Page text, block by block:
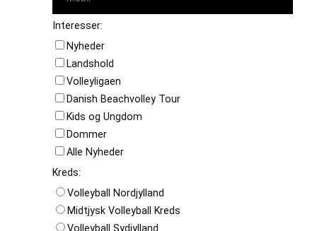
Interesser:
Nyheder
Landshold
Volleyligaen
Danish Beachvolley Tour
Kids og Ungdom
Dommer
Alle Nyheder
Kreds:
Volleyball Nordjylland
Midtjysk Volleyball Kreds
Volleyball Sydjylland